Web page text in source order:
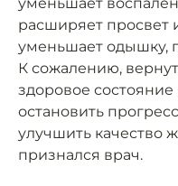
уменьшает
расширяет просвет
уменьшает одышку,
К сожалению,
здоровое
остановить
улучшить качество
признался врач.